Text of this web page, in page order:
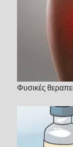
Φυσικές